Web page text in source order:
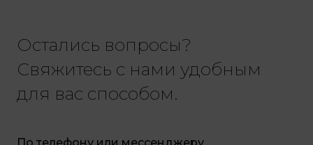
Остались вопросы?
Свяжитесь с нами удобным
для вас способом.
По телефону или мессенджеру